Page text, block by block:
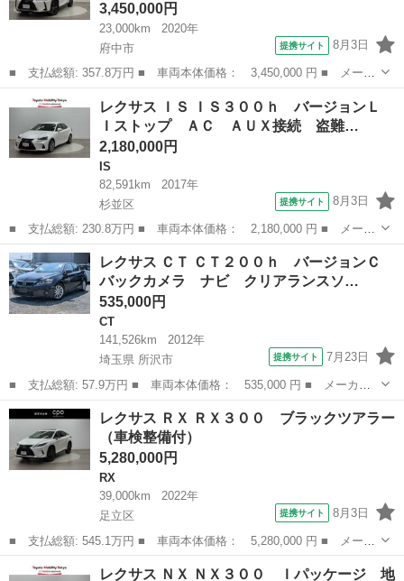
3,450,000円
23,000km
2020年
府中市
提携サイト 8月3日
■ 支払総額: 357.8万円 ■ 車両本体価格： 3,450,000 円 ■ メーカ
ー名： レクサス ■ 車種名： ＵＸ ■ グレード名： ＵＸ２５０
ｈブラウンエディション 記録簿 サンルーフ ＬＥＤヘッドライ
ト ナビＴ...
東京 府中市 レクサス
レクサス ＩＳ ＩＳ３００ｈ バージョンＬ
Ｉストップ ＡＣ ＡＵＸ接続 盗難…
2,180,000円
IS
82,591km
2017年
杉並区
提携サイト 8月3日
■ 支払総額: 230.8万円 ■ 車両本体価格： 2,180,000 円 ■ メーカ
ー名： レクサス ■ 車種名： ＩＳ ■ グレード名： ＩＳ３００
ｈ バージョンＬ Ｉストップ ＡＣ ＡＵＸ接続 盗難防止システ
ム サイ...
東京 杉並区 IS
レクサス ＣＴ ＣＴ２００ｈ バージョンＣ
バックカメラ ナビ クリアランスソ…
535,000円
CT
141,526km
2012年
埼玉県 所沢市
提携サイト 7月23日
■ 支払総額: 57.9万円 ■ 車両本体価格： 535,000 円 ■ メーカー
名： レクサス ■ 車種名： ＣＴ ■ グレード名： ＣＴ２００
ｈ バージョンＣ バックカメラ ナビ クリアランスソナー オー
トクルーズコン...
埼玉 所沢市 CT
レクサス ＲＸ ＲＸ３００ ブラックツアラー
（車検整備付）
5,280,000円
RX
39,000km
2022年
足立区
提携サイト 8月3日
■ 支払総額: 545.1万円 ■ 車両本体価格： 5,280,000 円 ■ メーカ
ー名： レクサス ■ 車種名： ＲＸ ■ グレード名： ＲＸ３０
０ ブラックツアラー ■ 排気量： 2000cc ■ ドア枚数： 5D ...
東京 足立区 RX
レクサス ＮＸ ＮＸ３００ Ｉパッケージ 地